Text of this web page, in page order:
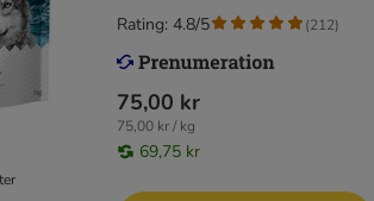
75,00 kr
75,00 kr / kg
69,75 kr
Rating: 4.8/5 (212)